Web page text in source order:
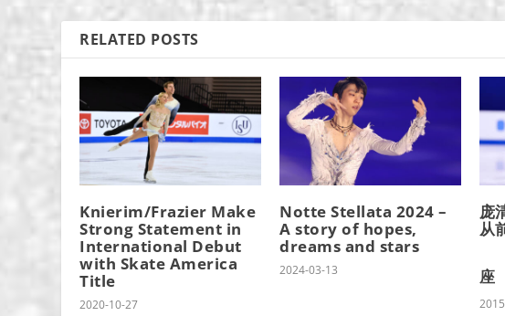
RELATED POSTS
Knierim/Frazier Make
Strong Statement in
International Debut
with Skate America
Title
2020-10-27
Notte Stellata 2024 –
A story of hopes,
dreams and stars
2024-03-13
庞
从
座